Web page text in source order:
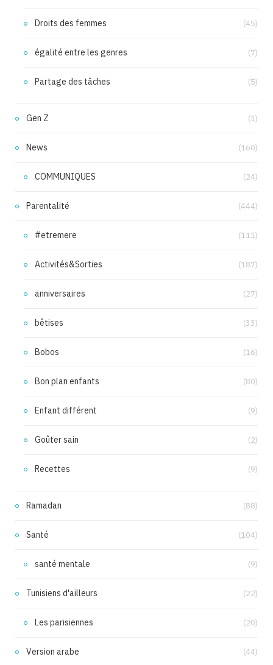
Droits des femmes (45)
égalité entre les genres (7)
Partage des tâches (5)
Gen Z (1)
News (160)
COMMUNIQUES (24)
Parentalité (444)
#etremere (111)
Activités&Sorties (187)
anniversaires (27)
bêtises (33)
Bobos (16)
Bon plan enfants (80)
Enfant différent (9)
Goûter sain (2)
Recettes (9)
Ramadan (88)
Santé (104)
santé mentale (9)
Tunisiens d'ailleurs (22)
Les parisiennes (20)
Version arabe (44)